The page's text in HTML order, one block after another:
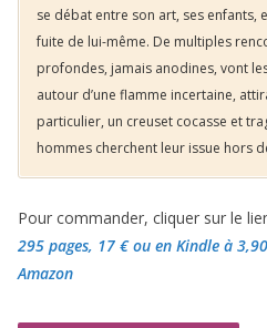
se débat entre son art, ses enfants,
fuite de lui-même. De multiples
profondes, jamais anodines, vont
autour d’une flamme incertaine,
particulier, un creuset cocasse et
hommes cherchent leur issue hors
Pour commander, cliquer sur le
295 pages, 17 €ou en Kindle à
Amazon